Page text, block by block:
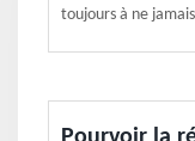
toujours à ne